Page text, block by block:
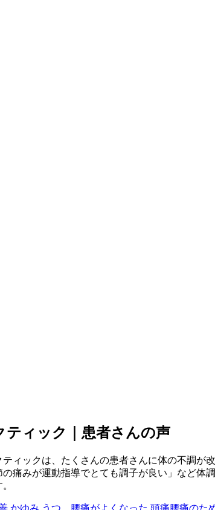
ティック｜患者さんの声
ィックは、たくさんの患者さんに体の不調
痛みが運動指導でとても調子が良い」など